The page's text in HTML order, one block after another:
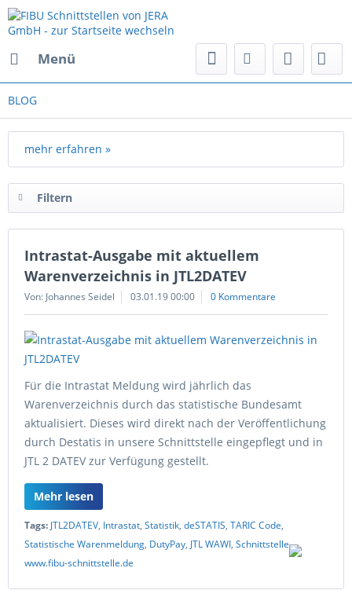
Menü
BLOG
mehr erfahren »
Filtern
Intrastat-Ausgabe mit aktuellem
Warenverzeichnis in JTL2DATEV
Von: Johannes Seidel 03.01.19 00:00 0 Kommentare
Für die Intrastat Meldung wird jährlich das
Warenverzeichnis durch das statistische Bundesamt
aktualisiert. Dieses wird direkt nach der Veröffentlichung
durch Destatis in unsere Schnittstelle eingepflegt und in
JTL 2 DATEV zur Verfügung gestellt.
Mehr lesen
Tags: JTL2DATEV, Intrastat, Statistik, deSTATIS, TARIC Code,
Statistische Warenmeldung, DutyPay, JTL WAWI, Schnittstelle,
www.fibu-schnittstelle.de